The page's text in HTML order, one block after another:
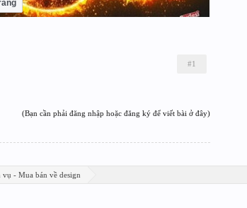
#1
(Bạn cần phải đăng nhập hoặc đăng ký để viết bài ở đây)
vụ - Mua bán về design